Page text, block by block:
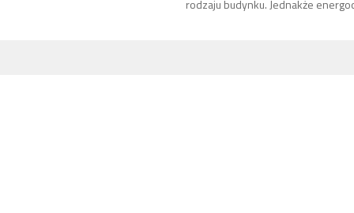
rodzaju budynku. Jednakże